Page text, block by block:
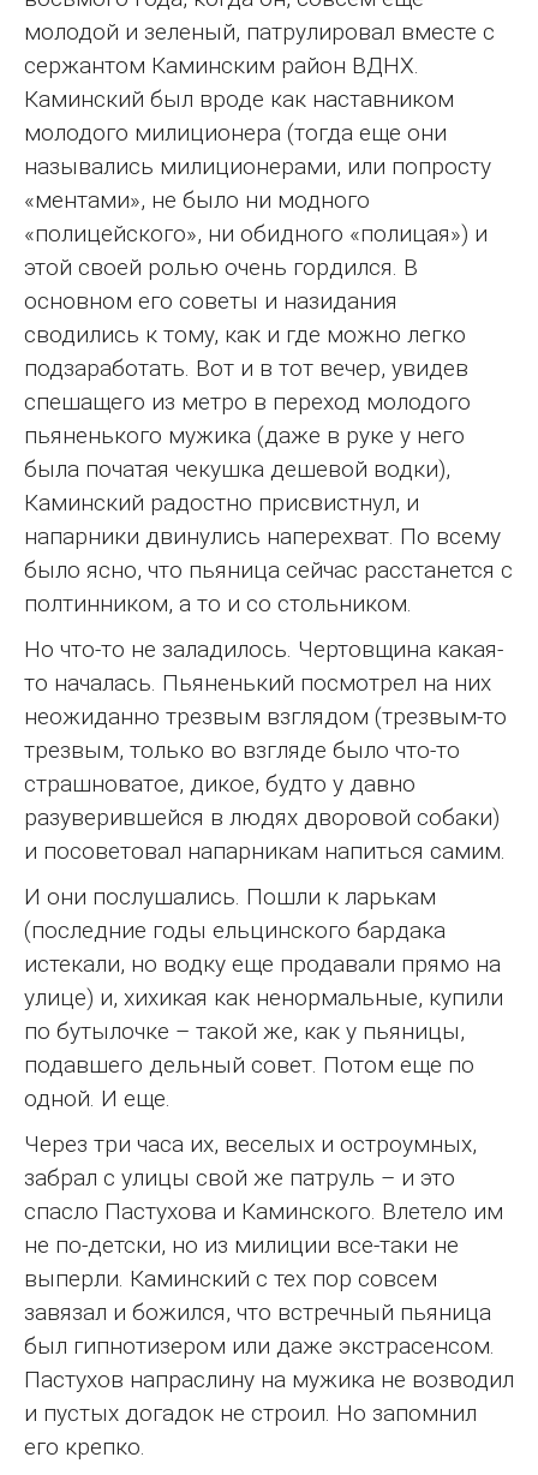
молодой и зеленый, патрулировал вместе с
сержантом Каминским район ВДНХ.
Каминский был вроде как наставником
молодого милиционера (тогда еще они
назывались милиционерами, или попросту
«ментами», не было ни модного
«полицейского», ни обидного «полицая») и
этой своей ролью очень гордился. В
основном его советы и назидания
сводились к тому, как и где можно легко
подзаработать. Вот и в тот вечер, увидев
спешащего из метро в переход молодого
пьяненького мужика (даже в руке у него
была початая чекушка дешевой водки),
Каминский радостно присвистнул, и
напарники двинулись наперехват. По всему
было ясно, что пьяница сейчас расстанется с
полтинником, а то и со стольником.
Но что-то не заладилось. Чертовщина какая-
то началась. Пьяненький посмотрел на них
неожиданно трезвым взглядом (трезвым-то
трезвым, только во взгляде было что-то
страшноватое, дикое, будто у давно
разуверившейся в людях дворовой собаки)
и посоветовал напарникам напиться самим.
И они послушались. Пошли к ларькам
(последние годы ельцинского бардака
истекали, но водку еще продавали прямо на
улице) и, хихикая как ненормальные, купили
по бутылочке – такой же, как у пьяницы,
подавшего дельный совет. Потом еще по
одной. И еще.
Через три часа их, веселых и остроумных,
забрал с улицы свой же патруль – и это
спасло Пастухова и Каминского. Влетело им
не по-детски, но из милиции все-таки не
выперли. Каминский с тех пор совсем
завязал и божился, что встречный пьяница
был гипнотизером или даже экстрасенсом.
Пастухов напраслину на мужика не возводил
и пустых догадок не строил. Но запомнил
его крепко.